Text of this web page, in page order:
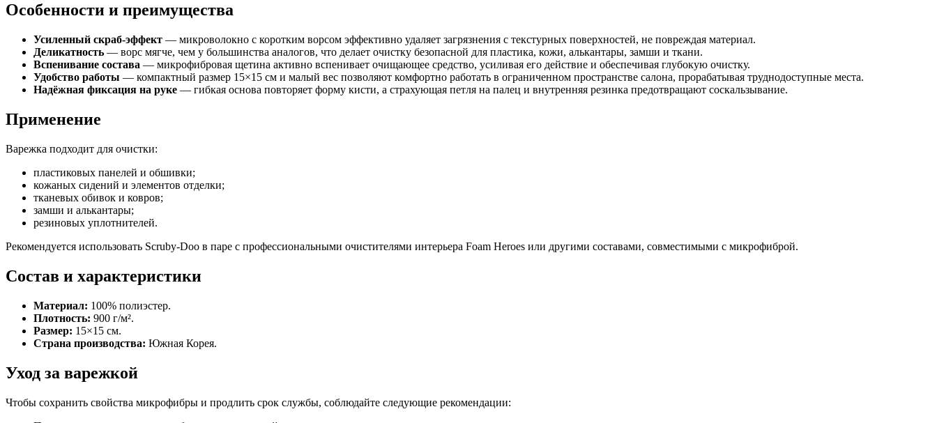
Особенности и преимущества
Усиленный скраб-эффект — микроволокно с коротким ворсом эффективно удаляет загрязнения с текстурных поверхностей, не повреждая материал.
Деликатность — ворс мягче, чем у большинства аналогов, что делает очистку безопасной для пластика, кожи, алькантары, замши и ткани.
Вспенивание состава — микрофибровая щетина активно вспенивает очищающее средство, усиливая его действие и обеспечивая глубокую очистку.
Удобство работы — компактный размер 15×15 см и малый вес позволяют комфортно работать в ограниченном пространстве салона, прорабатывая труднодоступные места.
Надёжная фиксация на руке — гибкая основа повторяет форму кисти, а страхующая петля на палец и внутренняя резинка предотвращают соскальзывание.
Применение
Варежка подходит для очистки:
пластиковых панелей и обшивки;
кожаных сидений и элементов отделки;
тканевых обивок и ковров;
замши и алькантары;
резиновых уплотнителей.
Рекомендуется использовать Scruby-Doo в паре с профессиональными очистителями интерьера Foam Heroes или другими составами, совместимыми с микрофиброй.
Состав и характеристики
Материал: 100% полиэстер.
Плотность: 900 г/м².
Размер: 15×15 см.
Страна производства: Южная Корея.
Уход за варежкой
Чтобы сохранить свойства микрофибры и продлить срок службы, соблюдайте следующие рекомендации: